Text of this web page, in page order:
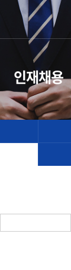
인재채용